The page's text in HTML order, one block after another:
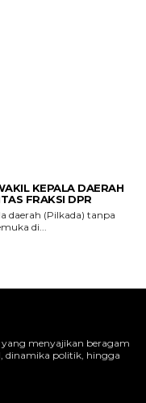
KEPALA DAERAH
FRAKSI DPR
daerah (Pilkada) tanpa
di...
menyajikan beragam
dinamika politik, hingga